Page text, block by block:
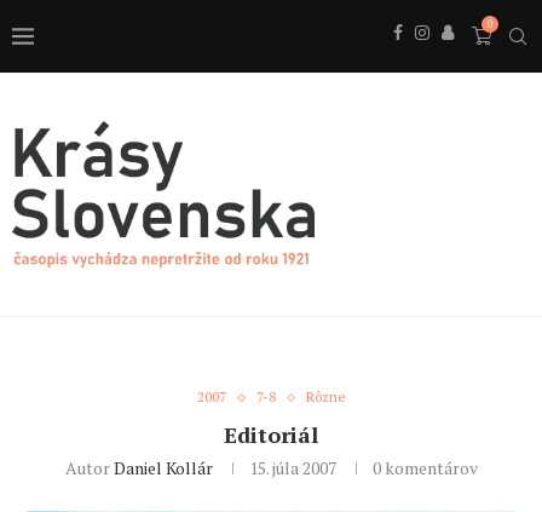
0
2007 7-8 Rôzne
Editoriál
AutorDaniel Kollár 15. júla 2007 0 komentárov